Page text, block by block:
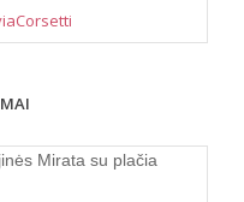
Mirata su plačia